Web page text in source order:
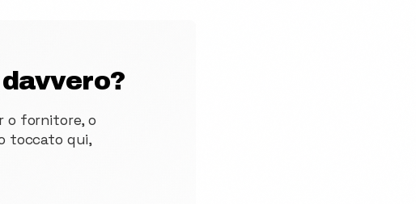
o fornitore, o
toccato qui,